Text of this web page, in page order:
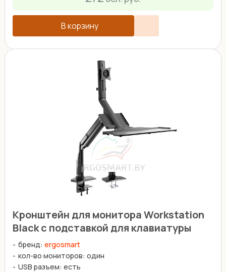
В корзину
Кронштейн для монитора Workstation
Black с подставкой для клавиатуры
бренд: ergosmart
кол-во мониторов: один
USB разъем: есть